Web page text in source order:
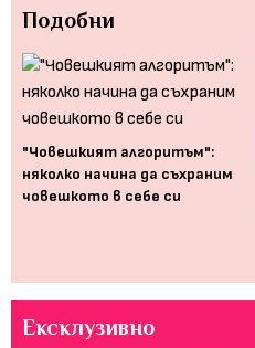
Подобни
"Човешкият алгоритъм":
няколко начина да съхраним
човешкото в себе си
Ексклузивно